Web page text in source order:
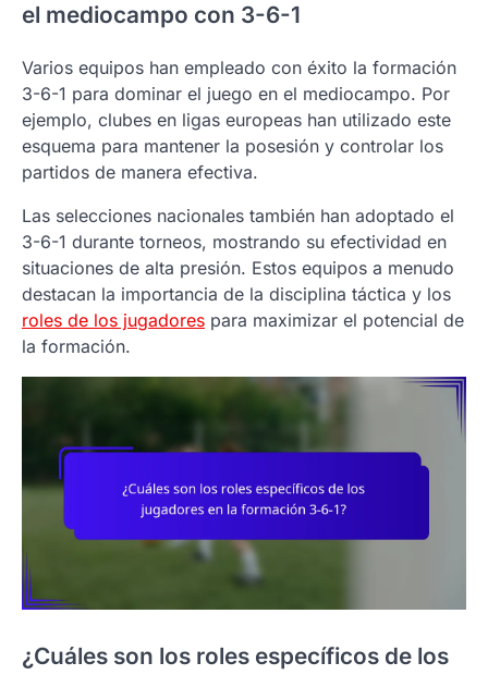
el mediocampo con 3-6-1
Varios equipos han empleado con éxito la formación
3-6-1 para dominar el juego en el mediocampo. Por
ejemplo, clubes en ligas europeas han utilizado este
esquema para mantener la posesión y controlar los
partidos de manera efectiva.
Las selecciones nacionales también han adoptado el
3-6-1 durante torneos, mostrando su efectividad en
situaciones de alta presión. Estos equipos a menudo
destacan la importancia de la disciplina táctica y los
roles de los jugadores para maximizar el potencial de
la formación.
¿Cuáles son los roles específicos de los